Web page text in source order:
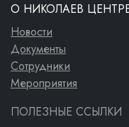
О НИКОЛАЕВ
Новости
Документы
Сотрудники
Мероприятия
ПОЛЕЗНЫЕ ССЫЛКИ